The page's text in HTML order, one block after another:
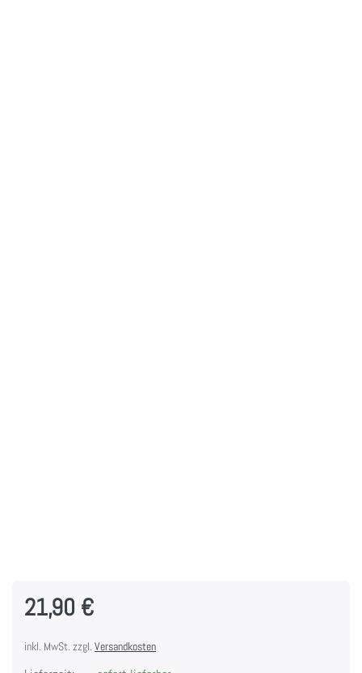
21,90 €
inkl. MwSt. zzgl. Versandkosten